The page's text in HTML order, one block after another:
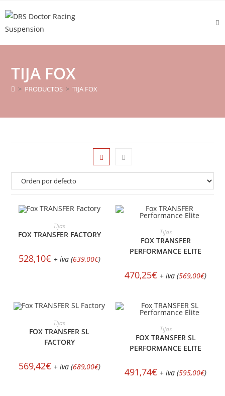
TIJA FOX
> PRODUCTOS > TIJA FOX
AÑADIR AL CARRITO
Tijas
FOX TRANSFER FACTORY
528,10€ + iva (639,00€)
AÑADIR AL CARRITO
Tijas
FOX TRANSFER
PERFORMANCE ELITE
470,25€ + iva (569,00€)
AÑADIR AL CARRITO
Tijas
FOX TRANSFER SL
FACTORY
569,42€ + iva (689,00€)
AÑADIR AL CARRITO
Tijas
FOX TRANSFER SL
PERFORMANCE ELITE
491,74€ + iva (595,00€)